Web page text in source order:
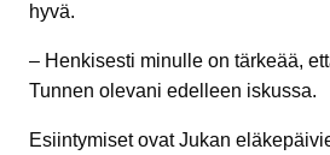
hyvä.
– Henkisesti minulle on tärkeää,
Tunnen olevani edelleen iskussa.
Esiintymiset ovat Jukan